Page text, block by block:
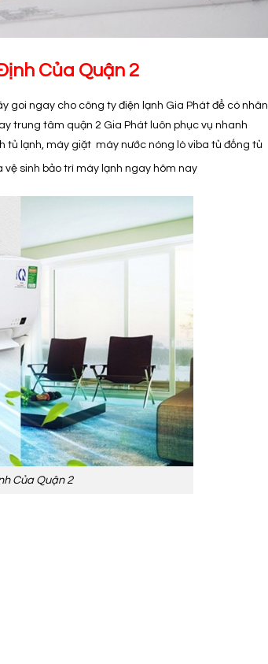
Của Quận 2
goi ngay cho công ty điện lạnh Gia Phát để có nhân
trung tâm quận 2 Gia Phát luôn phục vụ nhanh
tủ lạnh, máy giặt máy nước nóng lò viba tủ đống tủ
vệ sinh bảo trì máy lạnh ngay hôm nay
Của Quận 2